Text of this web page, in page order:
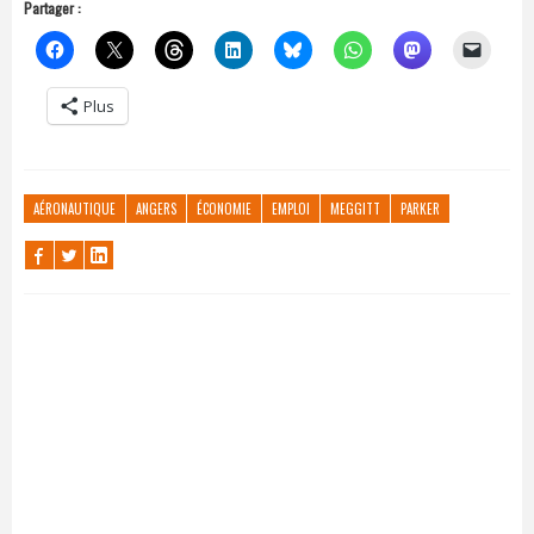
Partager :
Plus
AÉRONAUTIQUE ANGERS ÉCONOMIE EMPLOI MEGGITT PARKER